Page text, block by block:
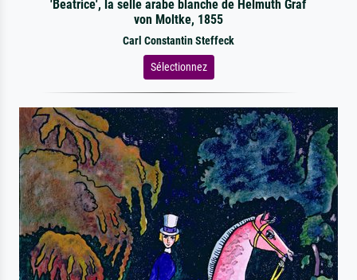
'Beatrice', la selle arabe blanche de Helmuth Graf
von Moltke, 1855
Carl Constantin Steffeck
Sélectionnez